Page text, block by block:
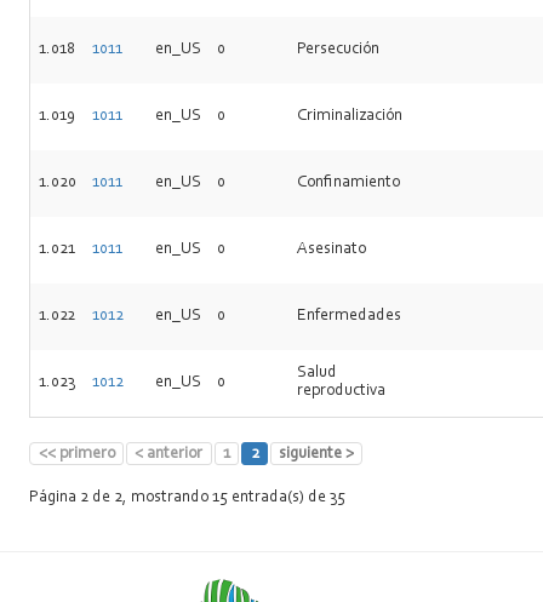
1.018 1011 en_US 0 Persecución
1.019 1011 en_US 0 Criminalización
1.020 1011 en_US 0 Confinamiento
1.021 1011 en_US 0 Asesinato
1.022 1012 en_US 0 Enfermedades
1.023 1012 en_US 0
Salud
reproductiva
<< primero < anterior 1 2 siguiente >
Página 2 de 2, mostrando 15 entrada(s) de 35